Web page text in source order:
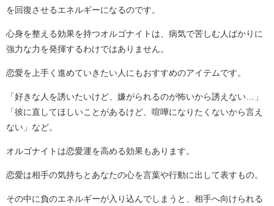
を回復させるエネルギーになるのです。
心身を整える効果を持つオルゴナイトは、病気で苦しむ人ばかりに
強力な力を発揮するわけではありません。
恋愛を上手く進めていきたい人にもおすすめのアイテムです。
「好きな人を誘いたいけど、嫌がられるのが怖いから誘えない…」
「彼に直してほしいことがあるけど、喧嘩になりたくないから言え
ない」など。
オルゴナイトは恋愛運を高める効果もあります。
恋愛は相手の気持ちとあなたの心を言葉や行動に出して表すもの。
その中に負のエネルギーが入り込んでしまうと、相手へ向けられる